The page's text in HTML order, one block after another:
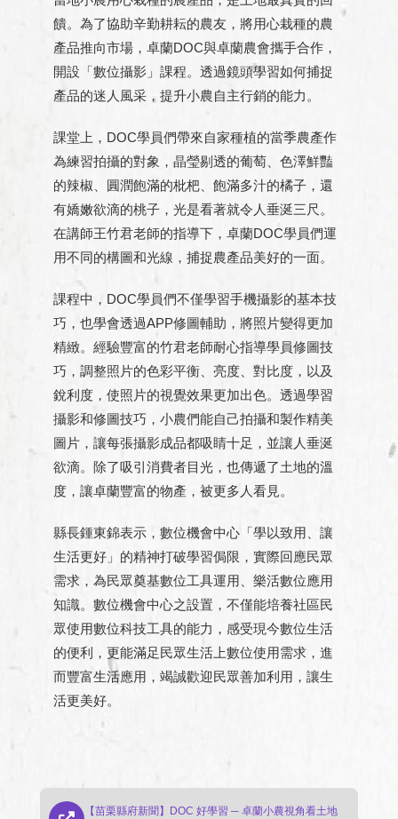
饋。為了協助辛勤耕耘的農友，將用心栽種的農
產品推向市場，卓蘭DOC與卓蘭農會攜手合作，
開設「數位攝影」課程。透過鏡頭學習如何捕捉
產品的迷人風采，提升小農自主行銷的能力。
課堂上，DOC學員們帶來自家種植的當季農產作
為練習拍攝的對象，晶瑩剔透的葡萄、色澤鮮豔
的辣椒、圓潤飽滿的枇杷、飽滿多汁的橘子，還
有嬌嫩欲滴的桃子，光是看著就令人垂涎三尺。
在講師王竹君老師的指導下，卓蘭DOC學員們運
用不同的構圖和光線，捕捉農產品美好的一面。
課程中，DOC學員們不僅學習手機攝影的基本技
巧，也學會透過APP修圖輔助，將照片變得更加
精緻。經驗豐富的竹君老師耐心指導學員修圖技
巧，調整照片的色彩平衡、亮度、對比度，以及
銳利度，使照片的視覺效果更加出色。透過學習
攝影和修圖技巧，小農們能自己拍攝和製作精美
圖片，讓每張攝影成品都吸睛十足，並讓人垂涎
欲滴。除了吸引消費者目光，也傳遞了土地的溫
度，讓卓蘭豐富的物產，被更多人看見。
縣長鍾東錦表示，數位機會中心「學以致用、讓
生活更好」的精神打破學習侷限，實際回應民眾
需求，為民眾奠基數位工具運用、樂活數位應用
知識。數位機會中心之設置，不僅能培養社區民
眾使用數位科技工具的能力，感受現今數位生活
的便利，更能滿足民眾生活上數位使用需求，進
而豐富生活應用，竭誠歡迎民眾善加利用，讓生
活更美好。
【苗栗縣府新聞】DOC 好學習 ─ 卓蘭小農視角看土地